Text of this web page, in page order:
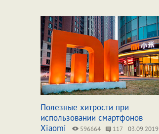
Полезные хитрости при
использовании смартфонов
Xiaomi
596664 117 03.09.2019